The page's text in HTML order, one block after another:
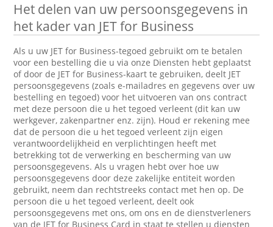
Het delen van uw persoonsgegevens in
het kader van JET for Business
Als u uw JET for Business-tegoed gebruikt om te betalen
voor een bestelling die u via onze Diensten hebt geplaatst
of door de JET for Business-kaart te gebruiken, deelt JET
persoonsgegevens (zoals e-mailadres en gegevens over uw
bestelling en tegoed) voor het uitvoeren van ons contract
met deze persoon die u het tegoed verleent (dit kan uw
werkgever, zakenpartner enz. zijn). Houd er rekening mee
dat de persoon die u het tegoed verleent zijn eigen
verantwoordelijkheid en verplichtingen heeft met
betrekking tot de verwerking en bescherming van uw
persoonsgegevens. Als u vragen hebt over hoe uw
persoonsgegevens door deze zakelijke entiteit worden
gebruikt, neem dan rechtstreeks contact met hen op. De
persoon die u het tegoed verleent, deelt ook
persoonsgegevens met ons, om ons en de dienstverleners
van de JET for Business Card in staat te stellen u diensten